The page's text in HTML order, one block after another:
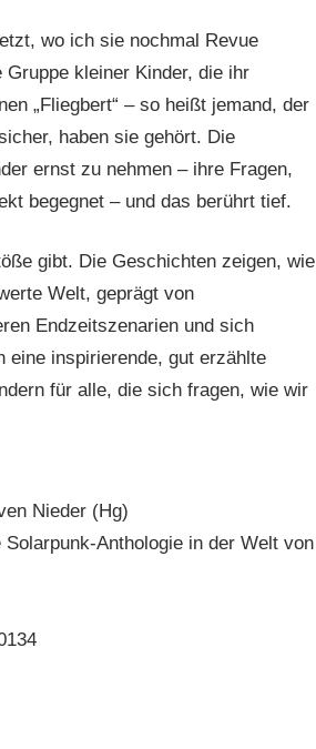
wo ich sie nochmal Revue
kleiner Kinder, die ihr
„Fliegbert“ – so heißt jemand, der
haben sie gehört. Die
ernst zu nehmen – ihre Fragen,
begegnet – und das berührt tief.
gibt. Die Geschichten zeigen, wie
Welt, geprägt von
Endzeitszenarien und sich
inspirierende, gut erzählte
für alle, die sich fragen, wie wir
Nieder (Hg)
Solarpunk-Anthologie in der Welt von